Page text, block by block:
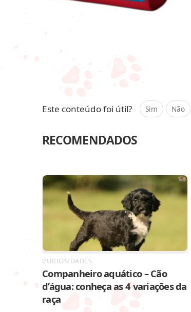
Este conteúdo foi útil? Sim Não
RECOMENDADOS
CURIOSIDADES
Companheiro aquático – Cão
d’água: conheça as 4 variações da
raça